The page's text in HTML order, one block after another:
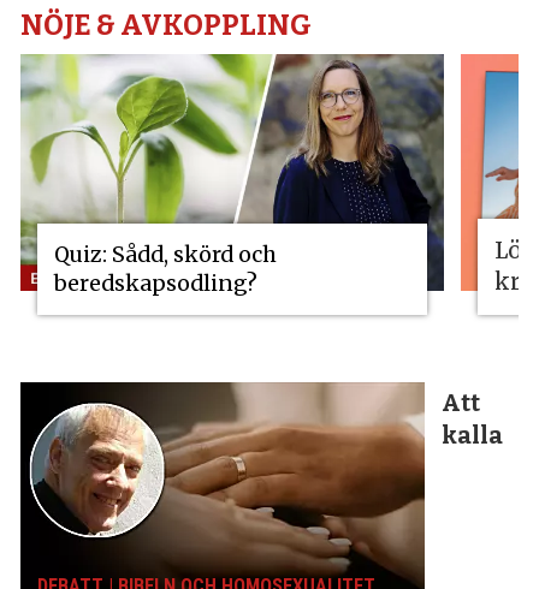
NÖJE & AVKOPPLING
Quiz: Sådd, skörd och
beredskapsodling?
Att
kalla